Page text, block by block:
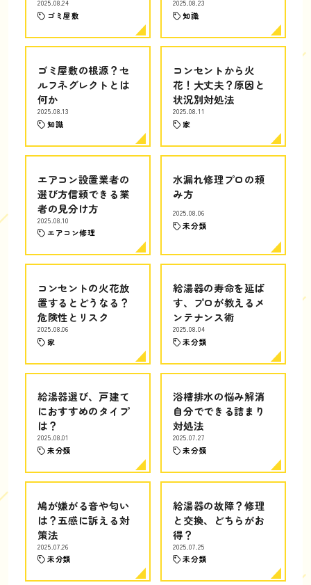
2025.08.24
ゴミ屋敷
2025.08.23
知識
ゴミ屋敷の根源？セ
ルフネグレクトとは
何か
2025.08.13
知識
コンセントから火
花！大丈夫？原因と
状況別対処法
2025.08.11
家
エアコン設置業者の
選び方信頼できる業
者の見分け方
2025.08.10
エアコン修理
水漏れ修理プロの頼
み方
2025.08.06
未分類
コンセントの火花放
置するとどうなる？
危険性とリスク
2025.08.06
家
給湯器の寿命を延ば
す、プロが教えるメ
ンテナンス術
2025.08.04
未分類
給湯器選び、戸建て
におすすめのタイプ
は？
2025.08.01
未分類
浴槽排水の悩み解消
自分でできる詰まり
対処法
2025.07.27
未分類
鳩が嫌がる音や匂い
は？五感に訴える対
策法
2025.07.26
未分類
給湯器の故障？修理
と交換、どちらがお
得？
2025.07.25
未分類